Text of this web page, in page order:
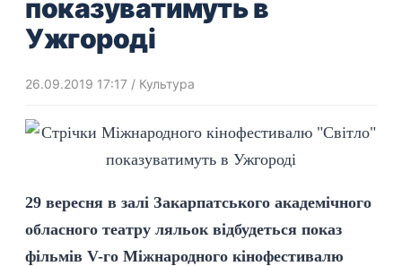
показуватимуть в
Ужгороді
26.09.2019 17:17 / Культура
29 вересня в залі Закарпатського академічного
обласного театру ляльок відбудеться показ
фільмів V-го Міжнародного кінофестивалю